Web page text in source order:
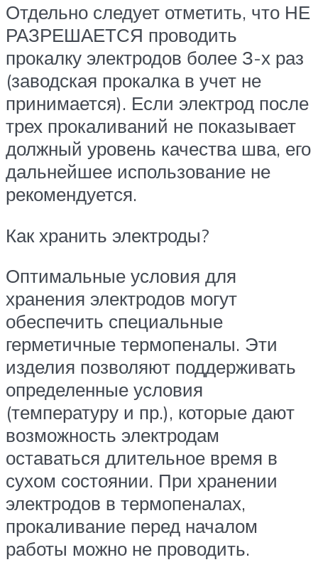
Отдельно следует отметить, что НЕ
РАЗРЕШАЕТСЯ проводить
прокалку электродов более З-х раз
(заводская прокалка в учет не
принимается). Если электрод после
трех прокаливаний не показывает
должный уровень качества шва, его
дальнейшее использование не
рекомендуется.
Как хранить электроды?
Оптимальные условия для
хранения электродов могут
обеспечить специальные
герметичные термопеналы. Эти
изделия позволяют поддерживать
определенные условия
(температуру и пр.), которые дают
возможность электродам
оставаться длительное время в
сухом состоянии. При хранении
электродов в термопеналах,
прокаливание перед началом
работы можно не проводить.